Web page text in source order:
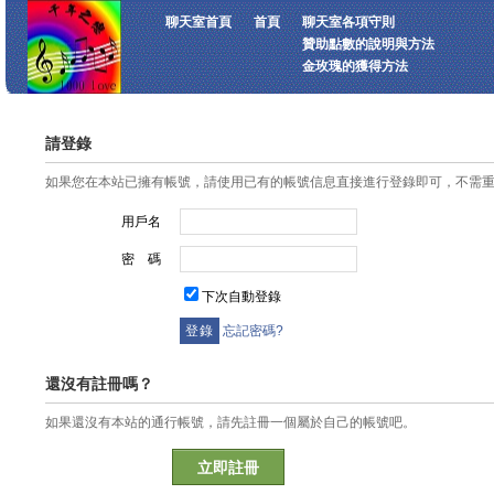
聊天室首頁 首頁
聊天室各項守則
贊助點數的說明與方法
金玫瑰的獲得方法
請登錄
如果您在本站已擁有帳號，請使用已有的帳號信息直接進行登錄即可，不需
用戶名
密 碼
下次自動登錄
忘記密碼?
還沒有註冊嗎？
如果還沒有本站的通行帳號，請先註冊一個屬於自己的帳號吧。
立即註冊